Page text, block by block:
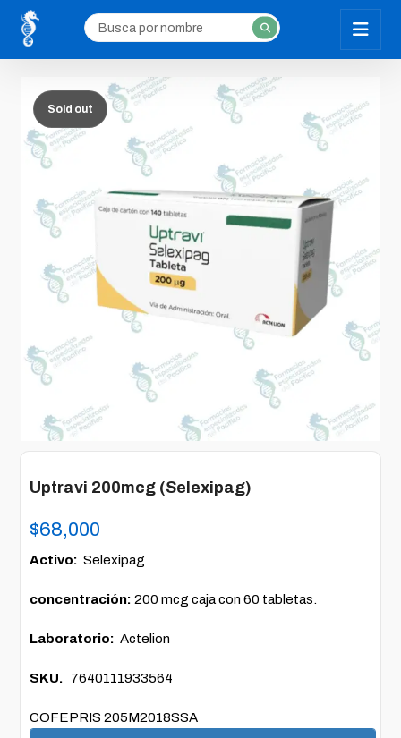
Sold out
Uptravi 200mcg (Selexipag)
$68,000
Activo: Selexipag
concentración:200 mcg caja con 60 tabletas.
Laboratorio:Actelion
SKU. 7640111933564
COFEPRIS 205M2018SSA